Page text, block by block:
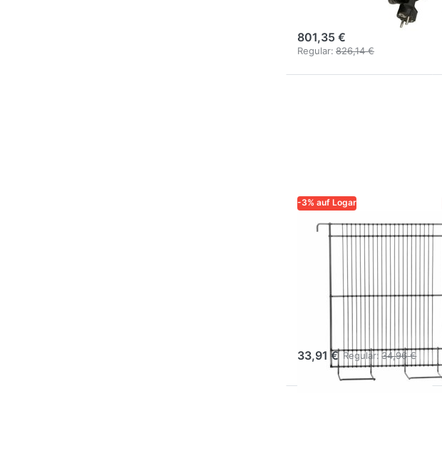
801,35 €
Regular: 826,14 €
-3% auf Logar
LOGAR – QUALITÄT UND
ZUVERLÄSSIGKEIT FÜR
Logar
Tangential-
Einhängegitter,
33,91 € Regular: 34,96 €